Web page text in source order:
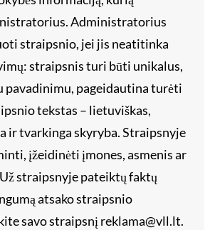
Administratorius
straipsnio, jei jis neatitinka
straipsnis turi būti unikalus,
pavadinimu, pageidautina turėti
tekstas – lietuviškas,
ir tvarkinga skyryba. Straipsnyje
įžeidinėti įmones, asmenis ar
straipsnyje pateiktų faktų
atsako straipsnio
savo straipsnį reklama@vll.lt.